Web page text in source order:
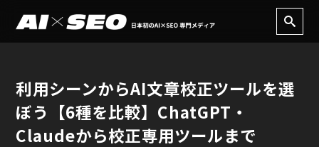
利用シーンからAI文章校正ツールを選
ぼう【6種を比較】ChatGPT・
Claudeから校正専用ツールまで